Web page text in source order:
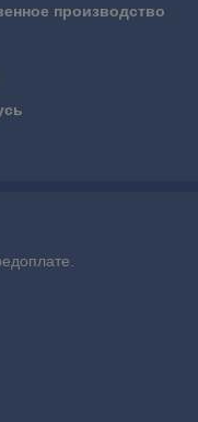
производство